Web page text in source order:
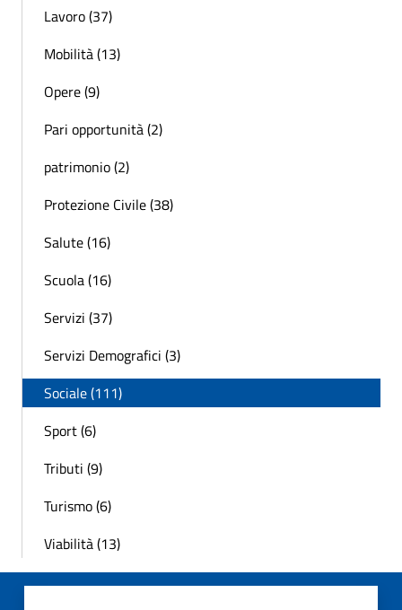
Lavoro (37)
Mobilità (13)
Opere (9)
Pari opportunità (2)
patrimonio (2)
Protezione Civile (38)
Salute (16)
Scuola (16)
Servizi (37)
Servizi Demografici (3)
Sociale (111)
Sport (6)
Tributi (9)
Turismo (6)
Viabilità (13)